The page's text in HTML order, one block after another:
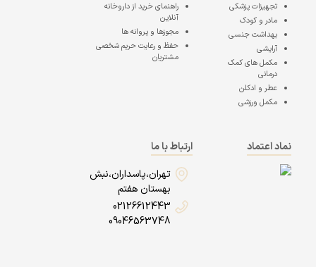
تجهیزات پزشکی
مادر و کودک
بهداشت جنسی
آرایشی
مکمل های کمک
درمانی
عطر و ادکلن
مکمل ورزشی
راهنمای خرید از داروخانه
آنلاین
مجوزها و پروانه ها
حفظ و رعایت حریم شخصی
مشتریان
نماد اعتماد
ارتباط با ما
تهران،پاسداران،نبش
بهستان هفتم
02126612443
09046563748